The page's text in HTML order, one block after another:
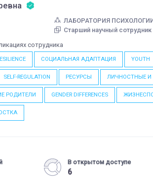
ЛАБОРАТОРИЯ
Старший научный сотрудник
сотрудника
СОЦИАЛЬНАЯ АДАПТАЦИЯ YOUTH
SELF-REGULATION РЕСУРСЫ ЛИЧНОСТНЫЕ И
РОДИТЕЛИ GENDER DIFFERENCES
В открытом доступе
6